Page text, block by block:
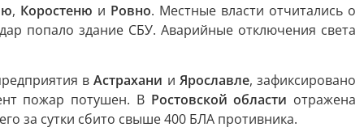
, Коростеню и Ровно. Местные власти отчитались о
попало здание СБУ. Аварийные отключения света
вАстрахани и Ярославле, зафиксировано
пожар потушен. В Ростовской области отражена
за сутки сбито свыше 400 БЛА противника.